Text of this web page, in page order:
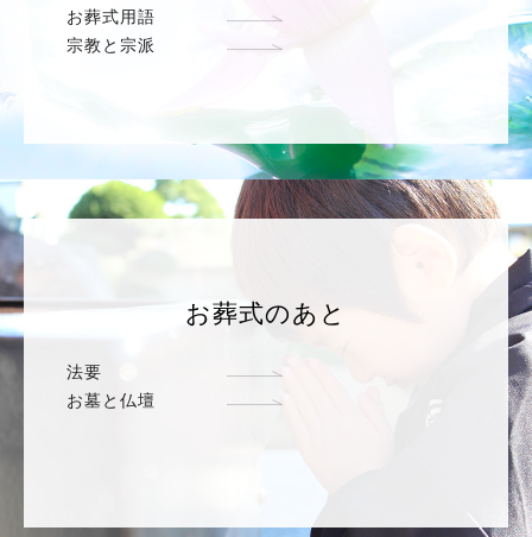
お葬式用語
宗教と宗派
お葬式のあと
法要
お墓と仏壇